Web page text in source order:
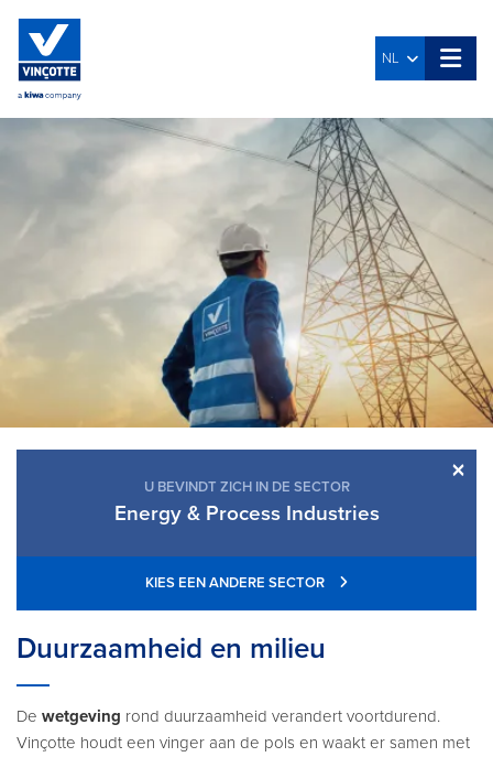
NL
×
U BEVINDT ZICH IN DE SECTOR
Energy & Process Industries
KIES EEN ANDERE SECTOR
Duurzaamheid en milieu
De wetgeving rond duurzaamheid verandert voortdurend.
Vinçotte houdt een vinger aan de pols en waakt er samen met